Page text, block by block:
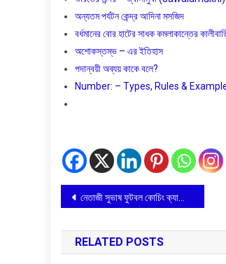
অন্যতম পর্যটন কেন্দ্র আদিনা মসজিদ
বর্ধমানের বোর হাটের সাধক কমলাকান্তের
অশােকস্তম্ভ – এর ইতিহাস
পদান্বয়ী অব্যয় কাকে বলে?
Number: – Types, Rules &
Post
navigation
নেতাজী সুভাষ ফুটবল কোচিং ক্যাম্পের বার্ষিক ফুটবল প্রতিযোগিতা
RELATED POSTS